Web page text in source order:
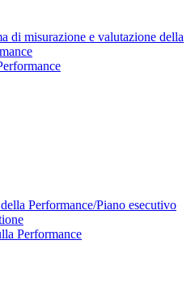
di misurazione e valutazione della
Performance/Piano esecutivo
Performance